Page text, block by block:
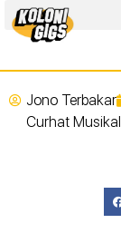
Jono Terbakar
Curhat